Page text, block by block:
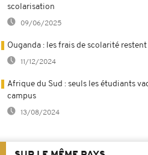
scolarisation
09/06/2025
Ouganda : les frais de scolarité
11/12/2024
Afrique du Sud : seuls les étudiants
campus
13/08/2024